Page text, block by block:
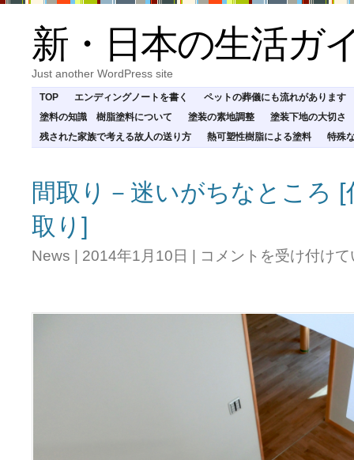
新・日本の生活ガ
Just another WordPress site
TOP エンディングノートを書く
ペットの葬儀にも流れがあります
塗料の知識 樹脂塗料について
塗装の素地調整
塗装下地の大切さ
残された家族で考える故人の送り方
熱可塑性樹脂による塗料 特殊
間取り－迷いがちなところ [
取り]
News | 2014年1月10日 | 間
迷
コメントを受け付け